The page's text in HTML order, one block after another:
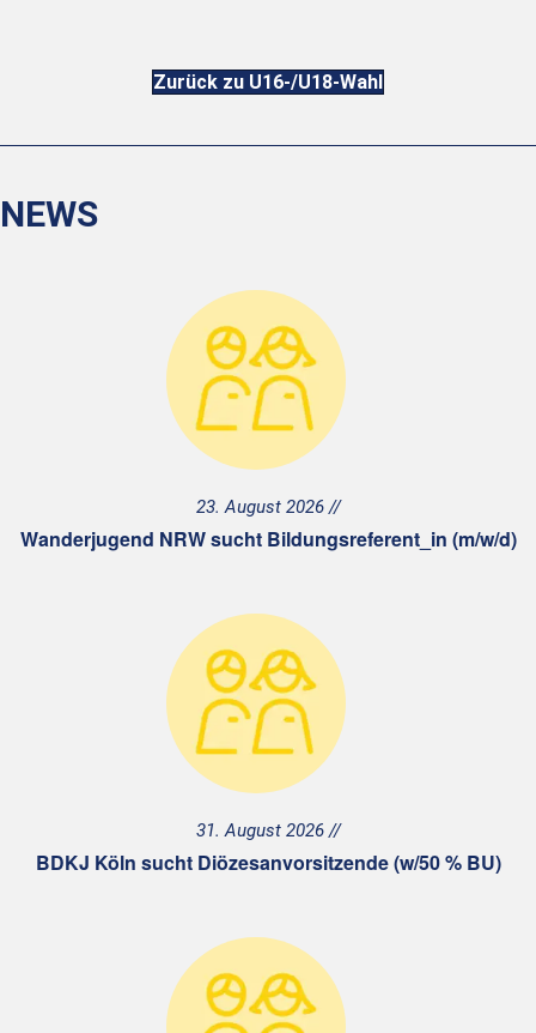
Zurück zu U16-/U18-Wahl
NEWS
23. August 2026
Wanderjugend NRW sucht Bildungsreferent_in (m/w/d)
31. August 2026
BDKJ Köln sucht Diözesanvorsitzende (w/50 % BU)